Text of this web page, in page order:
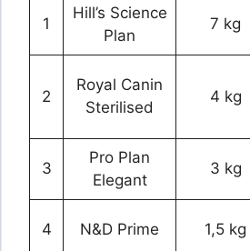
1
Hill’s Science
Plan
7 kg
2
Royal Canin
Sterilised
4 kg
3
Pro Plan
Elegant
3 kg
4 N&D Prime 1,5 kg